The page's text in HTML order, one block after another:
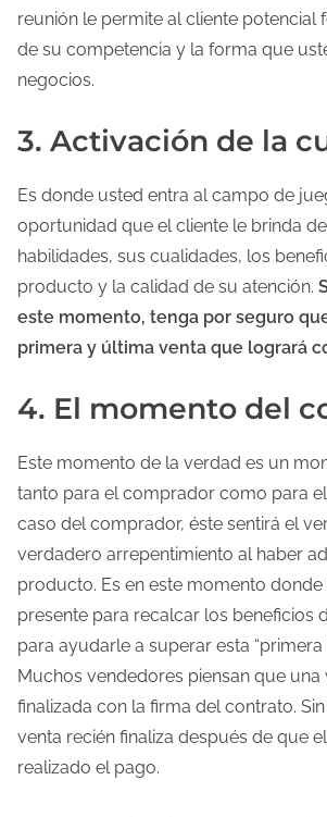
reunión le permite al cliente potencial
de su competencia y la forma que
negocios.
3. Activación de la
Es donde usted entra al campo de
oportunidad que el cliente le brinda
habilidades, sus cualidades, los
producto y la calidad de su atención.
este momento, tenga por seguro
primera y última venta que logrará
4. El momento del
Este momento de la verdad es un
tanto para el comprador como para
caso del comprador, éste sentirá el
verdadero arrepentimiento al haber
producto. Es en este momento
presente para recalcar los beneficios
para ayudarle a superar esta “primera
Muchos vendedores piensan que una
finalizada con la firma del contrato.
venta recién finaliza después de que
realizado el pago.